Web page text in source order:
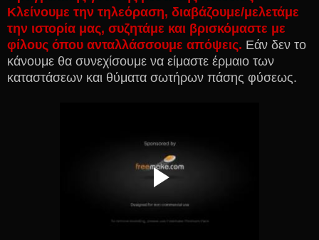
Κλείνουμε την τηλεόραση, διαβάζουμε/μελετάμε
την ιστορία μας, συζητάμε και βρισκόμαστε με
φίλους όπου ανταλλάσσουμε απόψεις. Εάν δεν το
κάνουμε θα συνεχίσουμε να είμαστε έρμαιο των
καταστάσεων και θύματα σωτήρων πάσης φύσεως.